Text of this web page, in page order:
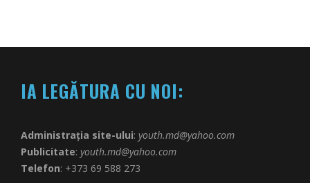
IA LEGĂTURA CU NOI:
Administrația site-ului: youth.md@yahoo.com
Publicitate: youth.md@yahoo.com
Telefon: +373 69 588 273